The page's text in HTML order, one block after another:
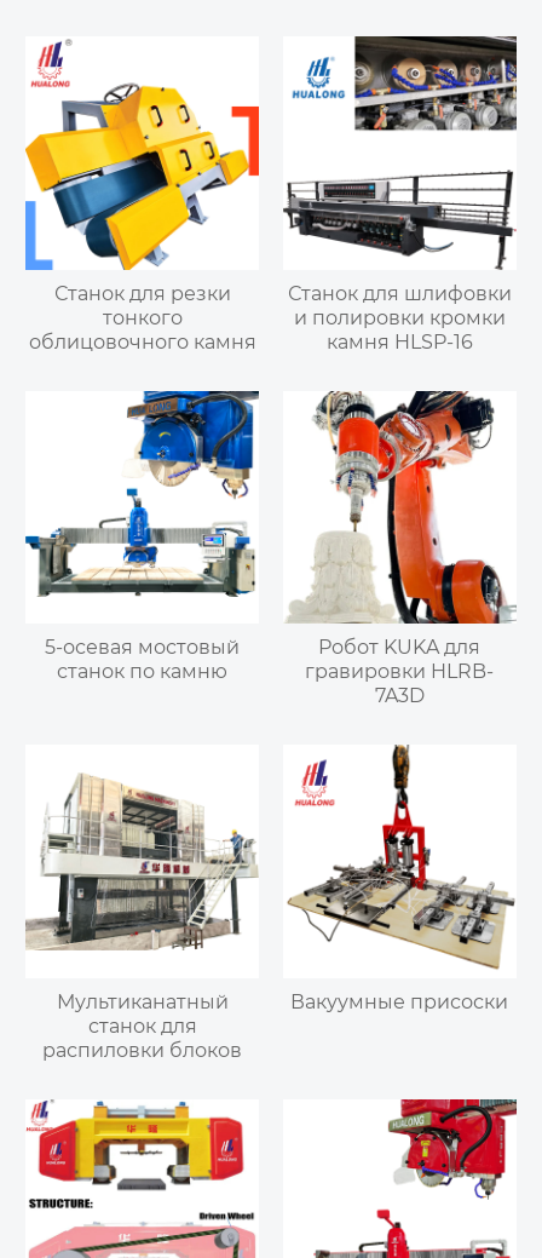
Станок для резки
тонкого
облицовочного камня
Станок для шлифовки
и полировки кромки
камня HLSP-16
5-осевая мостовый
станок по камню
Робот KUKA для
гравировки HLRB-
7A3D
Мультиканатный
станок для
распиловки блоков
Вакуумные присоски